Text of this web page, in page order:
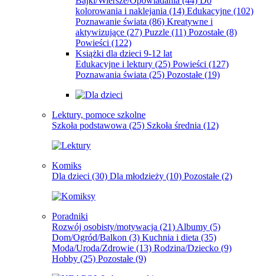
kolorowania i naklejania (14) Edukacyjne (102)
Poznawanie świata (86) Kreatywne i
aktywizujące (27) Puzzle (11) Pozostałe (8)
Powieści (122)
Książki dla dzieci 9-12 lat
Edukacyjne i lektury (25) Powieści (127)
Poznawania świata (25) Pozostałe (19)
Lektury, pomoce szkolne
Szkoła podstawowa (25) Szkoła średnia (12)
Komiks
Dla dzieci (30) Dla młodzieży (10) Pozostałe (2)
Poradniki
Rozwój osobisty/motywacja (21) Albumy (5)
Dom/Ogród/Balkon (3) Kuchnia i dieta (35)
Moda/Uroda/Zdrowie (13) Rodzina/Dziecko (9)
Hobby (25) Pozostałe (9)